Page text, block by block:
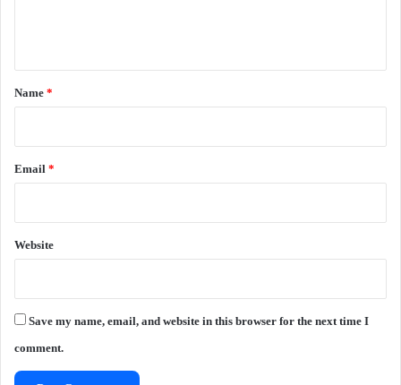
*
Name *
Email *
Website
Save my name, email, and website in this browser for the next time I
comment.